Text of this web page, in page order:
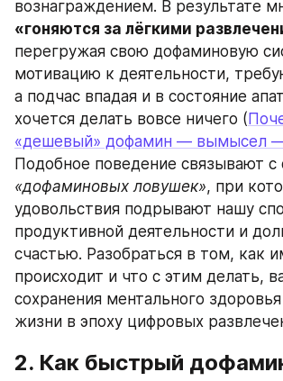
«гоняются за лёгкими
перегружая свою дофаминовую
мотивацию к деятельности,
а подчас впадая и в состояние
хочется делать вовсе ничего (
«дешевый» дофамин — вымысел
«дофаминовых ловушек», при
удовольствия подрывают нашу
продуктивной деятельности и
счастью. Разобраться в том, как
происходит и что с этим делать,
сохранения ментального
жизни в эпоху цифровых
2. Как быстрый